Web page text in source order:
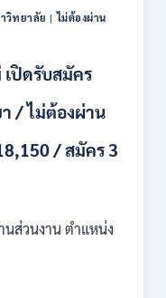
วิทยาลัย |ไม่ต้องผ่าน
เปิดรับสมัคร
/ ไม่ต้องผ่าน
/ สมัคร 3
ส่วนงาน ตำแหน่ง